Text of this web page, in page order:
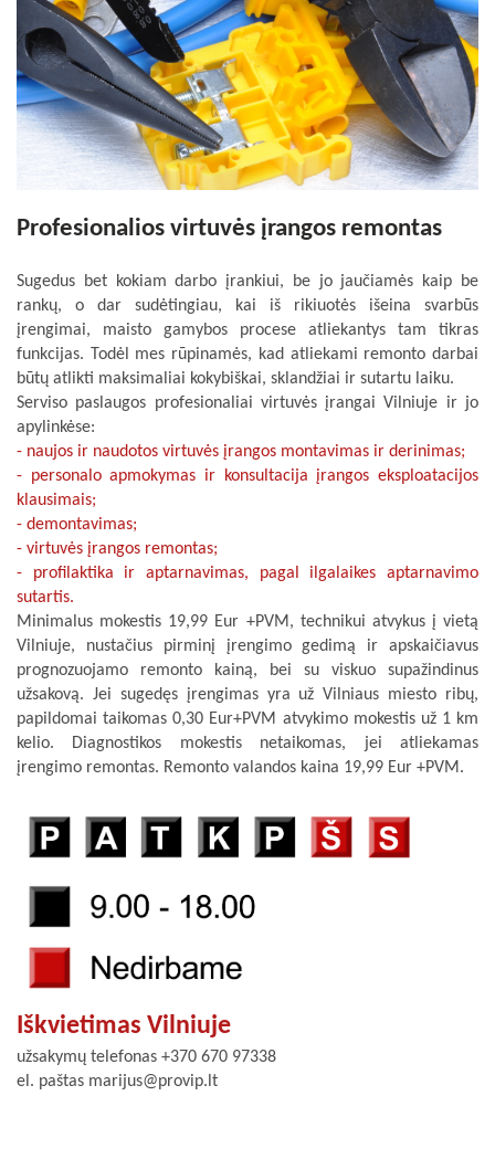
Profesionalios virtuvės įrangos remontas
Sugedus bet kokiam darbo įrankiui, be jo jaučiamės kaip be
rankų, o dar sudėtingiau, kai iš rikiuotės išeina svarbūs
įrengimai, maisto gamybos procese atliekantys tam tikras
funkcijas. Todėl mes rūpinamės, kad atliekami remonto darbai
būtų atlikti maksimaliai kokybiškai, sklandžiai ir sutartu laiku.
Serviso paslaugos profesionaliai virtuvės įrangai Vilniuje ir jo
apylinkėse:
- naujos ir naudotos virtuvės įrangos montavimas ir derinimas;
- personalo apmokymas ir konsultacija įrangos eksploatacijos
klausimais;
- demontavimas;
- virtuvės įrangos remontas;
- profilaktika ir aptarnavimas, pagal ilgalaikes aptarnavimo
sutartis.
Minimalus mokestis 19,99 Eur +PVM, technikui atvykus į vietą
Vilniuje, nustačius pirminį įrengimo gedimą ir apskaičiavus
prognozuojamo remonto kainą, bei su viskuo supažindinus
užsakovą. Jei sugedęs įrengimas yra už Vilniaus miesto ribų,
papildomai taikomas 0,30 Eur+PVM atvykimo mokestis už 1 km
kelio. Diagnostikos mokestis netaikomas, jei atliekamas
įrengimo remontas. Remonto valandos kaina 19,99 Eur +PVM.
Iškvietimas Vilniuje
užsakymų telefonas +370 670 97338
el. paštas marijus@provip.lt